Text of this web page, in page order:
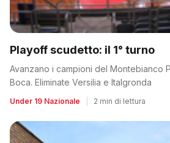
Playoff scudetto: il 1° turno
Avanzano i campioni del Montebianco
Boca. Eliminate Versilia e Italgronda
Under 19 Nazionale 2 min di lettura